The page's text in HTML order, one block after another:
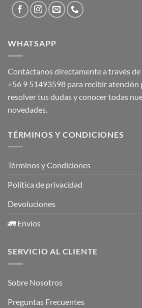
WHATSAPP
Contáctanos directamente a través
+56 9 51493598 para recibir atención
resolver tus dudas y conocer todas
novedades.
TÉRMINOS Y CONDICIONES
Términos y Condiciones
Política de privacidad
Devoluciones
🚛 Envíos
SERVICIO AL CLIENTE
Sobre Nosotros
Preguntas Frecuentes